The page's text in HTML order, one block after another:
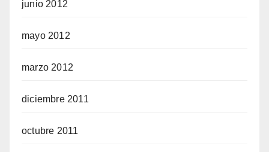
junio 2012
mayo 2012
marzo 2012
diciembre 2011
octubre 2011